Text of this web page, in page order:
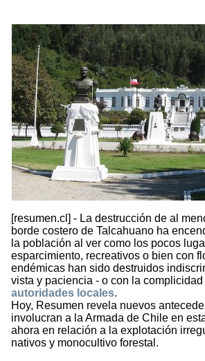
[resumen.cl] - La destrucción de al
borde costero de Talcahuano ha
la población al ver como los pocos
esparcimiento, recreativos o bien con
endémicas han sido destruidos
vista y paciencia - o con la complicidad
autoridades locales.
Hoy, Resumen revela nuevos
involucran a la Armada de Chile en
ahora en relación a la explotación
nativos y monocultivo forestal.